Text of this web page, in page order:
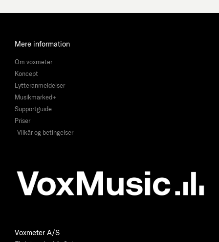
Mere information
Om voxmeter
Koncept
Lytteranmeldelser
Musikmarked+
Supportguide
Priser
Vilkår og betingelser
Voxmeter A/S